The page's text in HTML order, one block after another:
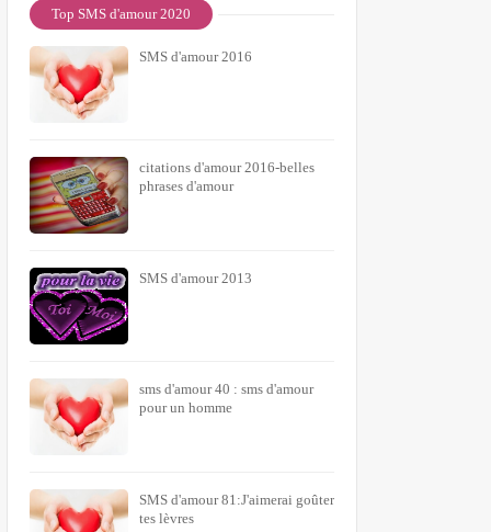
Top SMS d'amour 2020
SMS d'amour 2016
citations d'amour 2016-belles
phrases d'amour
SMS d'amour 2013
sms d'amour 40 : sms d'amour
pour un homme
SMS d'amour 81:J'aimerai goûter
tes lèvres